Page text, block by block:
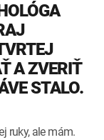
A ZVERIŤ
STALO.
ruky, ale mám.